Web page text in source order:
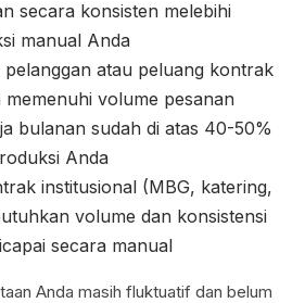
secara konsisten melebihi
manual Anda
pelanggan atau peluang kontrak
memenuhi volume pesanan
bulanan sudah di atas 40-50%
Anda
institusional (MBG, katering,
volume dan konsistensi
secara manual
Anda masih fluktuatif dan belum